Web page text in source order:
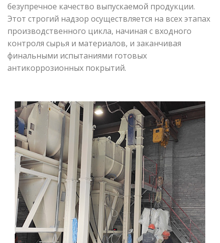
безупречное качество выпускаемой продукции.
Этот строгий надзор осуществляется на всех этапах
производственного цикла, начиная с входного
контроля сырья и материалов, и заканчивая
финальными испытаниями готовых
антикоррозионных покрытий.